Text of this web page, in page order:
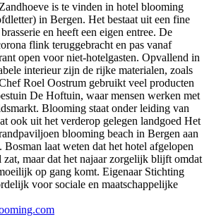
is te vinden in hotel blooming
in Bergen. Het bestaat uit een fine
en heeft een eigen entree. De
flink teruggebracht en pas vanaf
open voor niet-hotelgasten. Opvallend in
interieur zijn de rijke materialen, zoals
Roel Oostrum gebruikt veel producten
De Hoftuin, waar mensen werken met
Blooming staat onder leiding van
ook uit het verderop gelegen landgoed Het
blooming beach in Bergen aan
Bosman laat weten dat het hotel afgelopen
zat, maar dat het najaar zorgelijk blijft omdat
op gang komt. Eigenaar Stichting
voor sociale en maatschappelijke